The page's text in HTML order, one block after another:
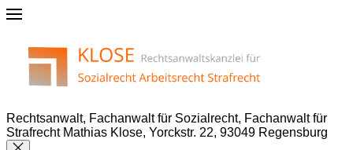
Rechtsanwalt, Fachanwalt für Sozialrecht, Fachanwalt für
Strafrecht Mathias Klose, Yorckstr. 22, 93049 Regensburg